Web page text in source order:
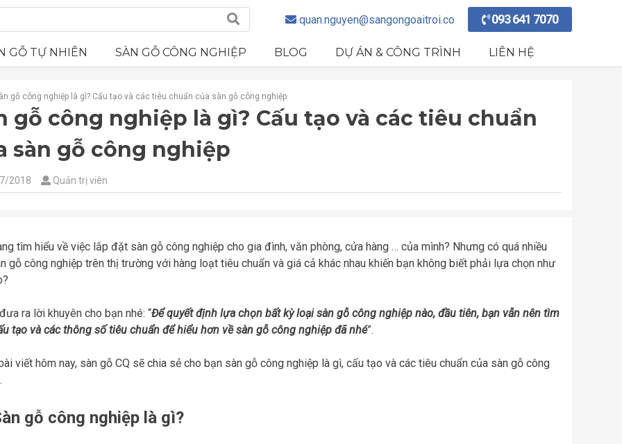
quan.nguyen@sangongoaitroi.co 093 641 7070
GỖ TỰ NHIÊN SÀN GỖ CÔNG NGHIỆP BLOG DỰ ÁN & CÔNG TRÌNH LIÊN HỆ
gỗ công nghiệp là gì? Cấu tạo và các tiêu chuẩn của sàn gỗ công nghiệp
gỗ công nghiệp là gì? Cấu tạo và các tiêu chuẩn
sàn gỗ công nghiệp
2018 Quản trị viên
tìm hiểu về việc lắp đặt sàn gỗ công nghiệp cho gia đình, văn phòng, cửa hàng … của mình? Nhưng có quá nhiều
gỗ công nghiệp trên thị trường với hàng loạt tiêu chuẩn và giá cả khác nhau khiến bạn không biết phải lựa chọn như
ra lời khuyên cho bạn nhé: “Để quyết định lựa chọn bất kỳ loại sàn gỗ công nghiệp nào, đầu tiên, bạn vẫn nên tìm
tạo và các thông số tiêu chuẩn để hiểu hơn về sàn gỗ công nghiệp đã nhé”.
viết hôm nay, sàn gỗ CQ sẽ chia sẻ cho bạn sàn gỗ công nghiệp là gì, cấu tạo và các tiêu chuẩn của sàn gỗ công
gỗ công nghiệp là gì?